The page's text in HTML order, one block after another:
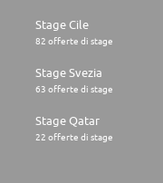
Stage Cile
82 offerte di stage
Stage Svezia
63 offerte di stage
Stage Qatar
22 offerte di stage